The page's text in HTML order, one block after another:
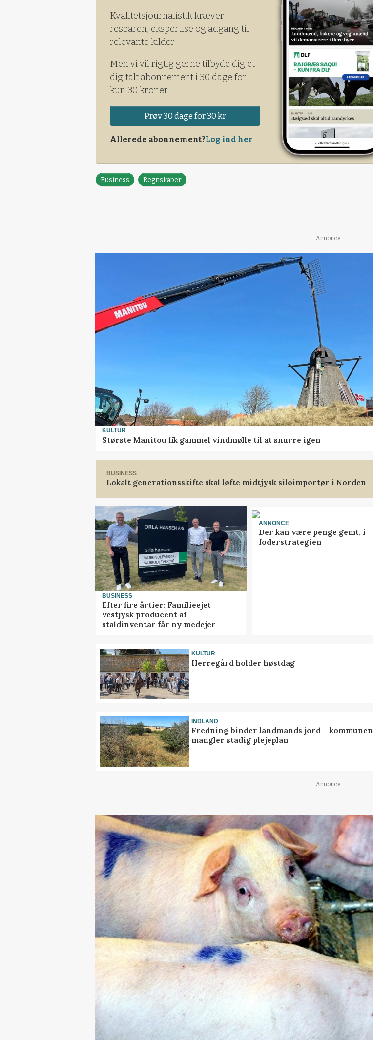
Kvalitetsjournalistik kræver
research, ekspertise og adgang til
relevante kilder.
Men vi vil rigtig gerne tilbyde dig et
digitalt abonnement i 30 dage for
kun 30 kroner.
Prøv 30 dage for 30 kr
Allerede abonnement?Log ind her
Business Regnskaber
Annonce
KULTUR
Største Manitou fik gammel vindmølle til at snurre igen
BUSINESS
Lokalt generationsskifte skal løfte midtjysk siloimportør i Norden
BUSINESS
Efter fire årtier: Familieejet
vestjysk producent af
staldinventar får ny medejer
ANNONCE
Der kan være penge gemt, i
foderstrategien
KULTUR
Herregård holder høstdag
INDLAND
Fredning binder landmands jord – kommunen
mangler stadig plejeplan
Annonce